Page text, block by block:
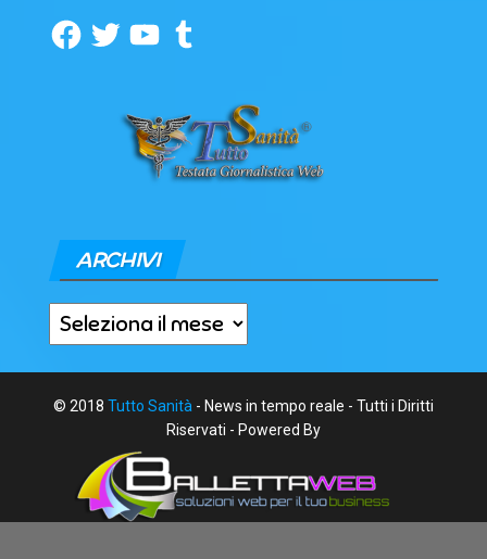
Facebook
TwitterYouTubeTumblr
ARCHIVI
Archivi
© 2018 Tutto Sanità - News in tempo reale - Tutti i Diritti
Riservati - Powered By